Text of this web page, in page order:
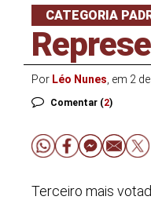
CATEGORIA
Por Léo Nunes , em 2
Comentar (2)
Terceiro mais